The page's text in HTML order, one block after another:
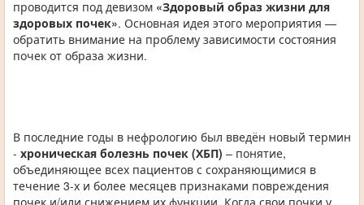
проводится под девизом «Здоровый образ жизни для
здоровых почек». Основная идея этого мероприятия —
обратить внимание на проблему зависимости состояния
почек от образа жизни.
В последние годы в нефрологию был введён новый термин
- хроническая болезнь почек (ХБП) – понятие,
объединяющее всех пациентов с сохраняющимися в
течение 3-х и более месяцев признаками повреждения